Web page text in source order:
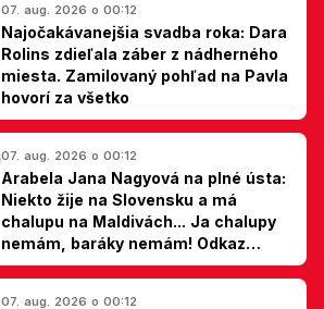
07. aug. 2026 o 00:12
Najočakávanejšia svadba roka: Dara
Rolins zdieľala záber z nádherného
miesta. Zamilovaný pohľad na Pavla
hovorí za všetko
07. aug. 2026 o 00:12
Arabela Jana Nagyová na plné ústa:
Niekto žije na Slovensku a má
chalupu na Maldivách... Ja chalupy
nemám, baráky nemám! Odkaz
Slovákom
07. aug. 2026 o 00:12